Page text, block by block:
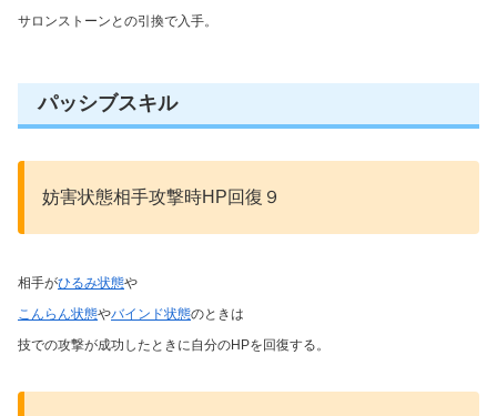
サロンストーンとの引換で入手。
パッシブスキル
妨害状態相手攻撃時HP回復９
相手がひるみ状態や
こんらん状態やバインド状態のときは
技での攻撃が成功したときに自分のHPを回復する。